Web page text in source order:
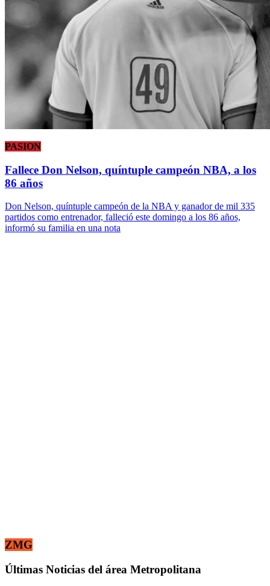
PASION
Fallece Don Nelson, quíntuple campeón NBA, a los
86 años
Don Nelson, quíntuple campeón de la NBA y ganador de mil 335
partidos como entrenador, falleció este domingo a los 86 años,
informó su familia en una nota
ZMG
Últimas Noticias del área Metropolitana